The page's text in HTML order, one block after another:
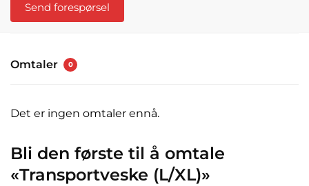
Send forespørsel
Omtaler 0
Det er ingen omtaler ennå.
Bli den første til å omtale
«Transportveske (L/XL)»